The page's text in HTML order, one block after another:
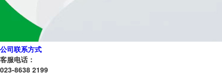
公司联系方式
客服电话：
023-8638 2199